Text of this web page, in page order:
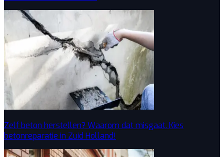
Zelf beton herstellen? Waarom dat misgaat. Kies
betonreparatie in Zuid Holland!